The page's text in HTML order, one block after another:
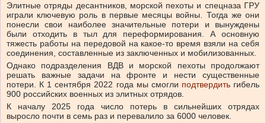
Элитные отряды десантников, морской пехоты и спецназа ГРУ
играли ключевую роль в первые месяцы войны. Тогда же они
понесли свои наиболее значительные потери и вынуждены
были отходить в тыл для переформирования. А основную
тяжесть работы на передовой на какое-то время взяли на себя
соединения, составленные из заключенных и мобилизованных.
Однако подразделения ВДВ и морской пехоты продолжают
решать важные задачи на фронте и нести существенные
потери. К 1 сентября 2022 года мы смогли подтвердитьгибель
900 российских военных из элитных отрядов.
К началу 2025 года число потерь в сильнейших отрядах
выросло почти в семь раз и перевалило за 6000 человек.